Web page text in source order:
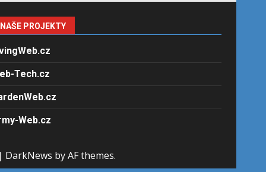
NAŠE PROJEKTY
Tech.cz
Web.cz
| DarkNews by AF themes.